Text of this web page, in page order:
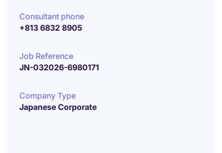
Consultant phone
+813 6832 8905
Job Reference
JN-032026-6980171
Company Type
Japanese Corporate